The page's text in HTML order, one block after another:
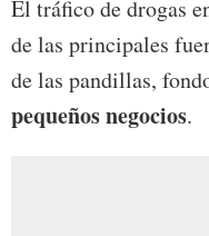
El tráfico de drogas
de las principales
de las pandillas,
pequeños negocios.